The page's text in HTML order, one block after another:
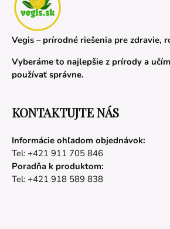
Vegis – prírodné riešenia pre zdravie,
Vyberáme to najlepšie z prírody a
používať správne.
KONTAKTUJTE NÁS
Informácie ohľadom objednávok:
Tel: +421 911 705 846
Poradňa k produktom:
Tel: +421 918 589 838